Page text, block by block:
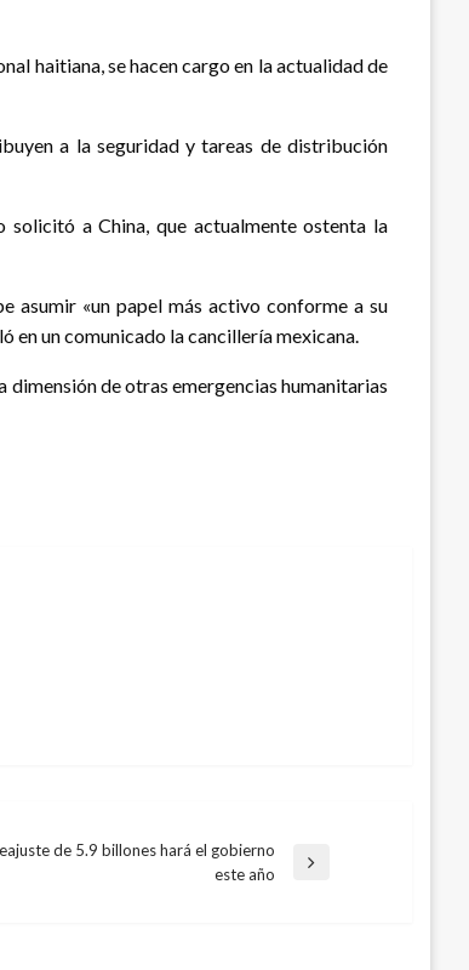
haitiana, se hacen cargo en la actualidad de
a la seguridad y tareas de distribución
a China, que actualmente ostenta la
asumir «un papel más activo conforme a su
en un comunicado la cancillería mexicana.
de otras emergencias humanitarias
de 5.9 billones hará el gobierno
este año